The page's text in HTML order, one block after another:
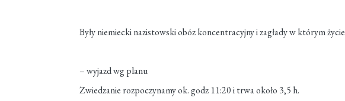
Były niemiecki nazistowski obóz koncentracyjny i zagłady w którym
– wyjazd wg planu
Zwiedzanie rozpoczynamy ok. godz 11:20 i trwa około 3,5 h.